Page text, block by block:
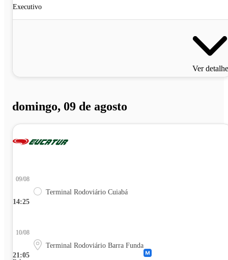
Executivo
Ver
domingo, 09 de agosto
14:25
09/08
Terminal Rodoviário Cuiabá
21:05
10/08
Terminal Rodoviário Barra Funda